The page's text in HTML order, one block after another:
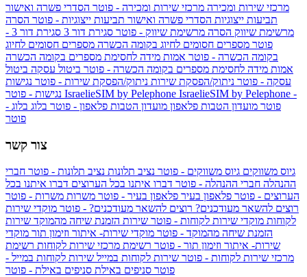
מרכזי שירות ומכירה מרכזי שירות ומכירה - פוטר הסדרי פשרה ואישור
תביעות ייצוגיות הסדרי פשרה ואישור תביעות ייצוגיות - פוטר הסרה
מרשימת שיווק הסרה מרשימת שיווק - פוטר סגירת דור 3
סגירת דור 3 -
פוטר מספרים חסומים לחיוג בקומה הכשרה מספרים חסומים לחיוג
בקומה הכשרה - פוטר אמות מידה לחסימת מספרים בקומה הכשרה
אמות מידה לחסימת מספרים בקומה הכשרה - פוטר ביטול עסקה ביטול
עסקה - פוטר ניתוק/הפסקת שירות ניתוק/הפסקת שירות - פוטר נגישות
IsraelieSIM by Pelephone IsraelieSIM by Pelephone -
פוטר מועדון הטבות פלאפון מועדון הטבות פלאפון - פוטר בלוג בלוג -
פוטר
צור קשר
גיוס משווקים גיוס משווקים - פוטר נציב תלונות נציב תלונות - פוטר חברי
ההנהלה חברי ההנהלה - פוטר דברו איתנו בכל הערוצים דברו איתנו בכל
הערוצים - פוטר פלאפון בעיר פלאפון בעיר - פוטר משרות משרות - פוטר
רוצים להשאר מעודכנים? רוצים להשאר מעודכנים? - פוטר מוקדי שירות
לקוחות מוקדי שירות לקוחות - פוטר שירות הזמנת שיחה מהמוקד שירות
הזמנת שיחה מהמוקד - פוטר מוקדי שירות- איתור וזימון תור מוקדי
שירות- איתור וזימון תור - פוטר רשימת מרכזי שירות לקוחות רשימת
מרכזי שירות לקוחות - פוטר שירות לקוחות במייל שירות לקוחות במייל -
פוטר סניפים באילת סניפים באילת - פוטר